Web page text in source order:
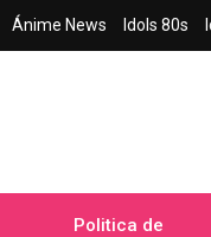
Ánime News Idols 80s
Politica de